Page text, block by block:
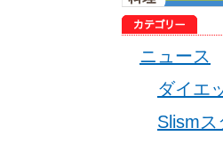
ニュース
ダイエ
Slism